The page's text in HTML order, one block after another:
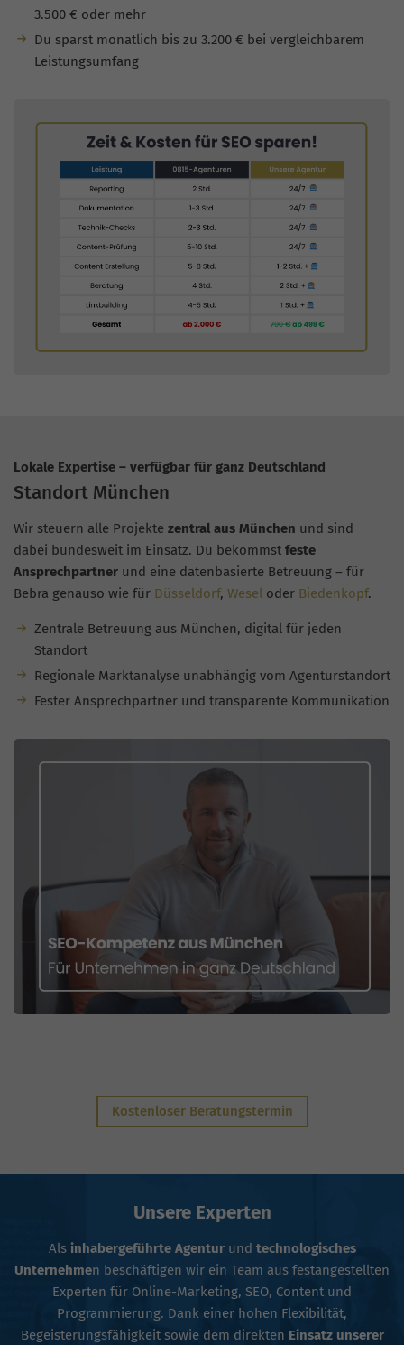
3.500 € oder mehr
Du sparst monatlich bis zu 3.200 € bei vergleichbarem
Leistungsumfang
Lokale Expertise – verfügbar für ganz Deutschland
Standort München
Wir steuern alle Projekte zentral aus München und sind
dabei bundesweit im Einsatz. Du bekommst feste
Ansprechpartner und eine datenbasierte Betreuung – für
Bebra genauso wie für Düsseldorf, Wesel oder Biedenkopf.
Zentrale Betreuung aus München, digital für jeden
Standort
Regionale Marktanalyse unabhängig vom Agenturstandort
Fester Ansprechpartner und transparente Kommunikation
Kostenloser Beratungstermin
Unsere Experten
Alsinhabergeführte Agenturund technologisches
Unternehmen beschäftigen wir ein Team aus festangestellten
Experten für Online-Marketing, SEO, Content und
Programmierung. Dank einer hohen Flexibilität,
Begeisterungsfähigkeit sowie dem direkten Einsatz unserer